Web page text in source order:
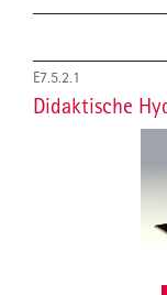
E7.5.2.1
Didaktische